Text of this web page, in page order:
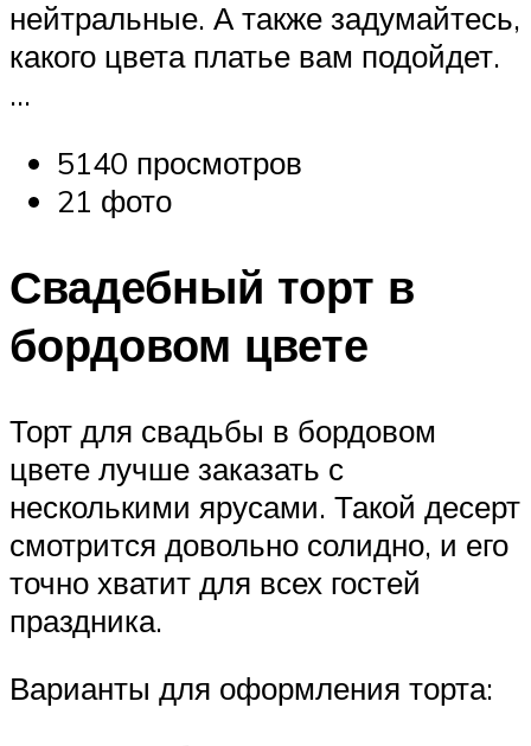
нейтральные. А также задумайтесь,
какого цвета платье вам подойдет.
…
5140 просмотров
21 фото
Свадебный торт в
бордовом цвете
Торт для свадьбы в бордовом
цвете лучше заказать с
несколькими ярусами. Такой десерт
смотрится довольно солидно, и его
точно хватит для всех гостей
праздника.
Варианты для оформления торта: